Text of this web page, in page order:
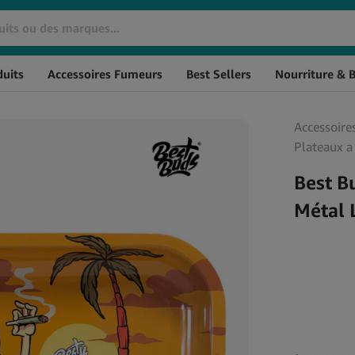
Huile de CBD Full Spectrum
Huile de CBD Naturelle
CBD pour les Cheveux
CBD Massage
Baumes au CBD
Soin de la peau au CBD
Accessoires Fumeurs Best Sellers Nourriture &
Plateaux
Best
Métal